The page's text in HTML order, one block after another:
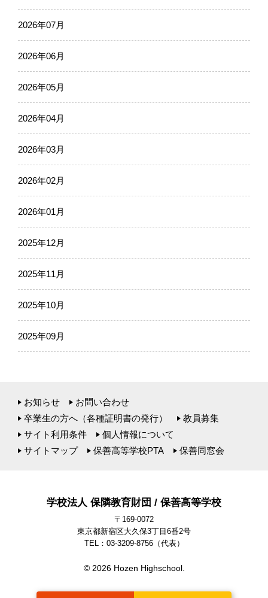
2026年07月
2026年06月
2026年05月
2026年04月
2026年03月
2026年02月
2026年01月
2025年12月
2025年11月
2025年10月
2025年09月
お知らせ
お問い合わせ
卒業生の方へ（各種証明書の発行）
教員募集
サイト利用条件
個人情報について
サイトマップ
保善高等学校PTA 保善同窓会
学校法人 保隣教育財団 / 保善高等学校
〒169-0072
東京都新宿区大久保3丁目6番2号
TEL：03-3209-8756（代表）
© 2026 Hozen Highschool.